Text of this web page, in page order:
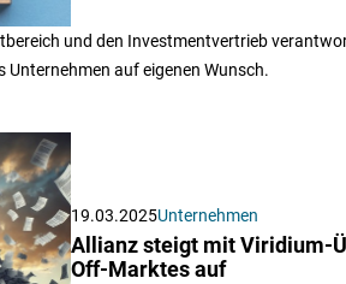
und den Investmentvertrieb
auf eigenen Wunsch.
19.03.2025Unternehmen
Allianz steigt mit Viridium-
Off-Marktes auf